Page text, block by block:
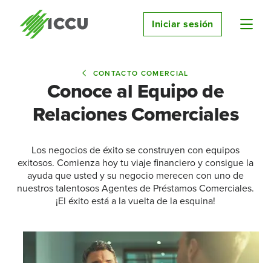
Iniciar sesión
CONTACTO COMERCIAL
Conoce al Equipo de
Relaciones Comerciales
Los negocios de éxito se construyen con equipos
exitosos. Comienza hoy tu viaje financiero y consigue la
ayuda que usted y su negocio merecen con uno de
nuestros talentosos Agentes de Préstamos Comerciales.
¡El éxito está a la vuelta de la esquina!